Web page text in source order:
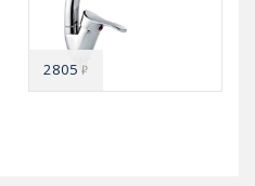
2805₽